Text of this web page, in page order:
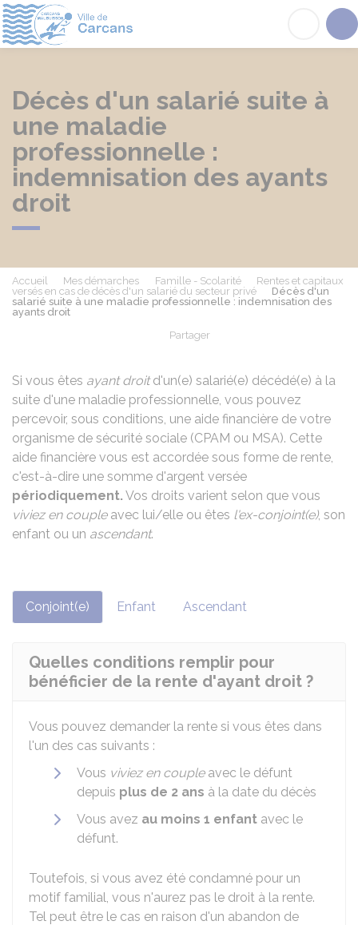
Décès d'un salarié suite à
une maladie
professionnelle :
indemnisation des ayants
droit
Accueil Mes démarches Famille - Scolarité
Rentes et capitaux
versés en cas de décès d'un salarié du secteur privé
Décès d'un
salarié suite à une maladie professionnelle : indemnisation des
ayants droit
Partager
Si vous êtes ayant droitd'un(e) salarié(e) décédé(e) à la
suite d'une maladie professionnelle, vous pouvez
percevoir, sous conditions, une aide financière de votre
organisme de sécurité sociale (CPAM ou MSA). Cette
aide financière vous est accordée sous forme de rente,
c'est-à-dire une somme d'argent versée
périodiquement. Vos droits varient selon que vous
viviez en coupleavec lui/elle ou êtes l'ex-conjoint(e), son
enfant ou un ascendant.
Conjoint(e) Enfant Ascendant
Quelles conditions remplir pour
bénéficier de la rente d'ayant droit ?
Vous pouvez demander la rente si vous êtes dans
l'un des cas suivants :
Vous viviez en coupleavec le défunt
depuis plus de 2 ans à la date du décès
Vous avez au moins 1 enfant avec le
défunt.
Toutefois, si vous avez été condamné pour un
motif familial, vous n'aurez pas le droit à la rente.
Tel peut être le cas en raison d'un abandon de